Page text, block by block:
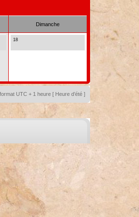
Dimanche
18
UTC + 1 heure [ Heure d’été ]